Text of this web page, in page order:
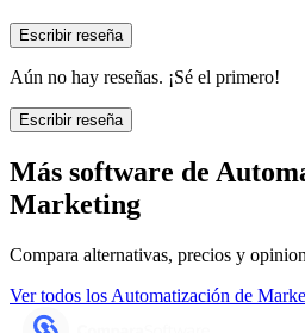
Escribir reseña
Aún no hay reseñas. ¡Sé el primero!
Escribir reseña
Más software de
Marketing
Compara alternativas, precios y
Ver todos los Automatización de